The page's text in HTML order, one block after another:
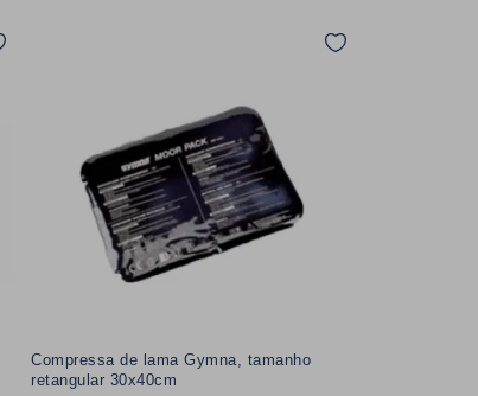
Compressa de lama Gymna, tamanho
retangular 30x40cm